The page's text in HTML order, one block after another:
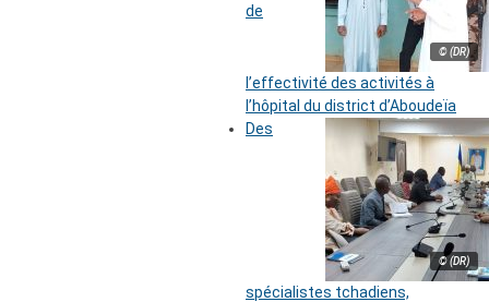
© (DR)
de
l’effectivité des activités à
l’hôpital du district d’Aboudeïa
© (DR)
Des
spécialistes tchadiens,